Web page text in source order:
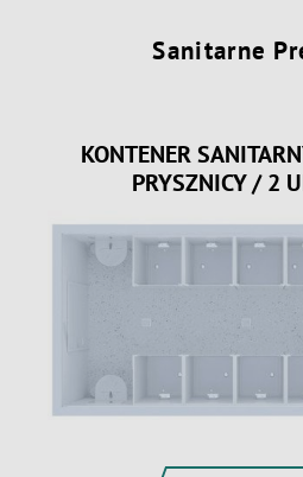
Sanitarne
KONTENER
PRYSZNICY / 2